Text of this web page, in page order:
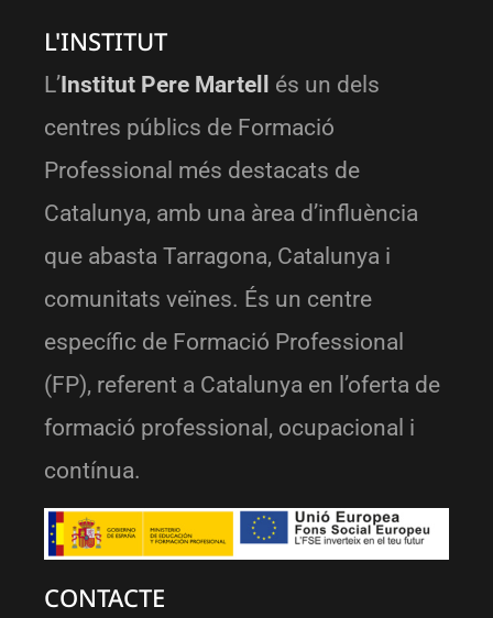
L'INSTITUT
L’Institut Pere Martell
és un dels
centres públics de Formació
Professional més destacats de
Catalunya, amb una àrea d’influència
que abasta Tarragona, Catalunya i
comunitats veïnes. És un centre
específic de Formació Professional
(FP), referent a Catalunya en l’oferta de
formació professional, ocupacional i
contínua.
CONTACTE